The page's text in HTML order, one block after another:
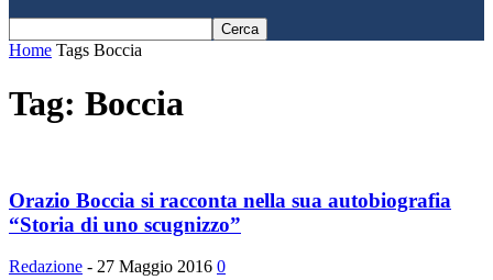
Home Tags Boccia
Tag: Boccia
Orazio Boccia si racconta nella sua autobiografia
“Storia di uno scugnizzo”
Redazione - 27 Maggio 2016 0